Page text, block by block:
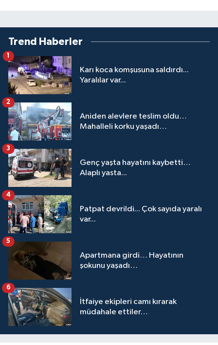
Trend Haberler
Karı koca komşusuna saldırdı...
Yaralılar var...
1
Aniden alevlere teslim oldu…
Mahalleli korku yaşadı…
2
Genç yaşta hayatını kaybetti…
Alaplı yasta...
3
Patpat devrildi... Çok sayıda yaralı
var...
4
Apartmana girdi… Hayatının
şokunu yaşadı…
5
İtfaiye ekipleri camı kırarak
müdahale ettiler…
6